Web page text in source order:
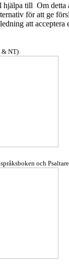
hjälpa till Om detta
för att ge
att acceptera
& NT)
och